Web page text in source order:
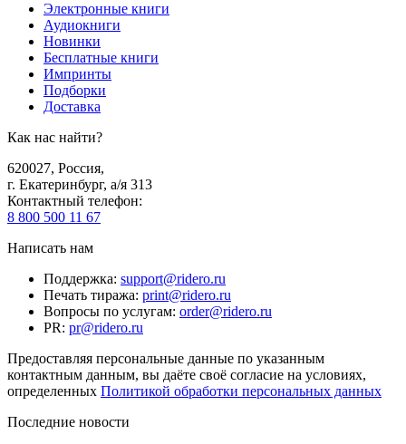
Электронные книги
Аудиокниги
Новинки
Бесплатные книги
Импринты
Подборки
Доставка
Как нас найти?
620027, Россия,
г. Екатеринбург, а/я 313
Контактный телефон:
8 800 500 11 67
Написать нам
Поддержка: support@ridero.ru
Печать тиража: print@ridero.ru
Вопросы по услугам: order@ridero.ru
PR: pr@ridero.ru
Предоставляя персональные данные по указанным
контактным данным, вы даёте своё согласие на условиях,
определенных Политикой обработки персональных данных
Последние новости